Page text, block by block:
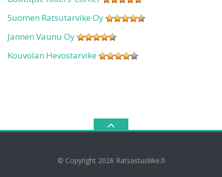
Suomen Ratsutarvike Oy
Jannen Vaunu Oy
Kouvolan Hevostarvike
© Copyright 2026 Ratsastusliike.fi